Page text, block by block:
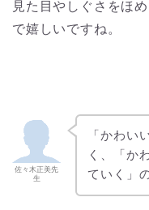
見た目やしぐさをほ
で嬉しいですね。
佐々木正美先
生
「かわい
く、「か
ていく」